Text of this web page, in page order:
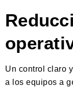
Un control claro
a los equipos a